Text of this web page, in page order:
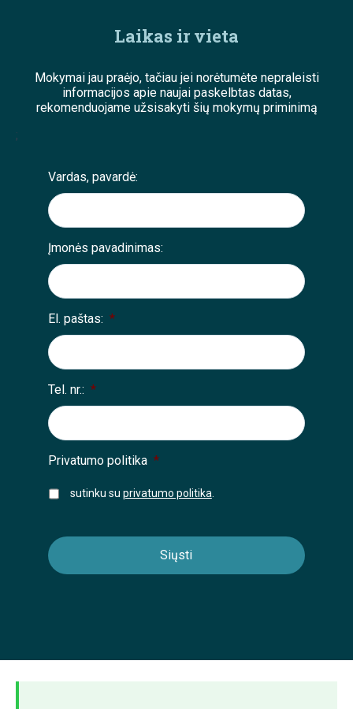
Laikas ir vieta
Mokymai jau praėjo, tačiau jei norėtumėte nepraleisti
informacijos apie naujai paskelbtas datas,
rekomenduojame užsisakyti šių mokymų priminimą
;
Vardas, pavardė:
Įmonės pavadinimas:
El. paštas: *
Tel. nr.: *
Privatumo politika *
sutinku su privatumo politika